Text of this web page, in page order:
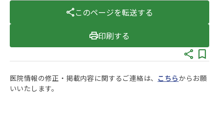
このページを転送する
印刷する
医院情報の修正・掲載内容に関するご連絡は、 こちらからお願
いいたします。